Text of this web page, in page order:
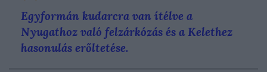
Egyformán kudarcra van ítélve a
Nyugathoz való felzárkózás és a Kelethez
hasonulás erőltetése.